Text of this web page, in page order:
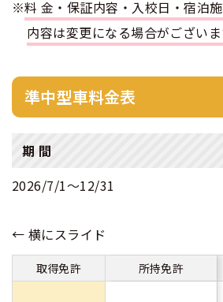
合宿免許 よくある質問
まるわかり！合宿免許Q＆A
※料金・保証内容・入校日・宿泊施設の情報など、記載
内容は変更になる場合がございま
準中型車料金表
期 間
2026/7/1〜12/31
取得免許 所持免許